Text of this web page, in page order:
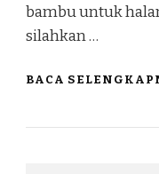
bambu untuk
silahkan …
BACA